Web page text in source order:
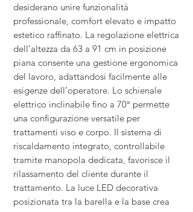
desiderano unire funzionalità
professionale, comfort elevato e impatto
estetico raffinato. La regolazione elettrica
dell’altezza da 63 a 91 cm in posizione
piana consente una gestione ergonomica
del lavoro, adattandosi facilmente alle
esigenze dell’operatore. Lo schienale
elettrico inclinabile fino a 70° permette
una configurazione versatile per
trattamenti viso e corpo. Il sistema di
riscaldamento integrato, controllabile
tramite manopola dedicata, favorisce il
rilassamento del cliente durante il
trattamento. La luce LED decorativa
posizionata tra la barella e la base crea